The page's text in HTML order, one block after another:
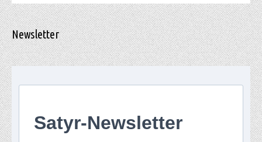
Newsletter
Satyr-Newsletter